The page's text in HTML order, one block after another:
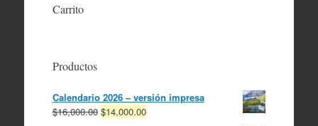
Carrito
Productos
Calendario 2026 – versión impresa
$16,000.00 El
$14,000.00El